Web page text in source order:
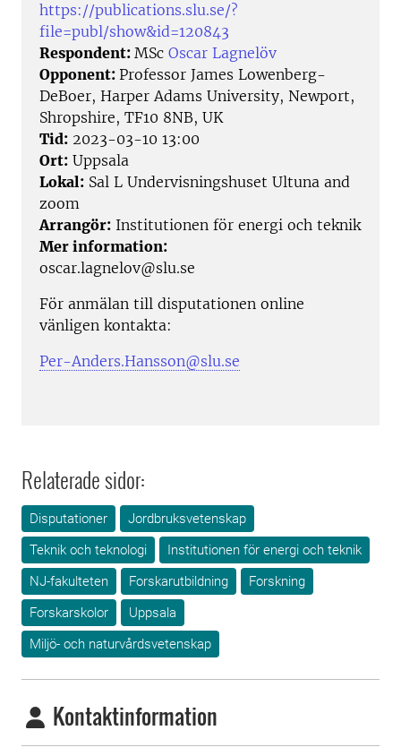
https://publications.slu.se/?
file=publ/show&id=120843
Respondent: MSc Oscar Lagnelöv
Opponent: Professor James Lowenberg-
DeBoer, Harper Adams University, Newport,
Shropshire, TF10 8NB, UK
Tid: 2023-03-10 13:00
Ort: Uppsala
Lokal: Sal L Undervisningshuset Ultuna and
zoom
Arrangör: Institutionen för energi och teknik
Mer information:
oscar.lagnelov@slu.se
För anmälan till disputationen online
vänligen kontakta:
Per-Anders.Hansson@slu.se
Relaterade sidor:
Disputationer
Jordbruksvetenskap
Teknik och teknologi
Institutionen för energi och teknik
NJ-fakulteten
Forskarutbildning
Forskning
Forskarskolor
Uppsala
Miljö- och naturvårdsvetenskap
Kontaktinformation